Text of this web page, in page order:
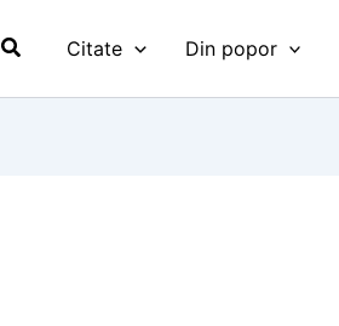
SearchCitate Din popor